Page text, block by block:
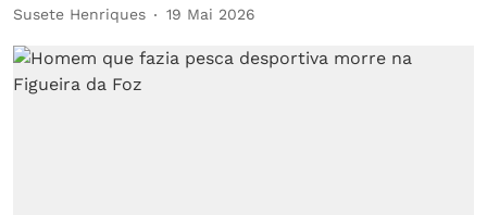
Susete Henriques 19 Mai 2026